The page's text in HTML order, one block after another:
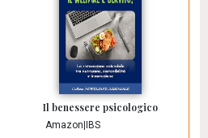
Il benessere psicologico
Amazon IBS